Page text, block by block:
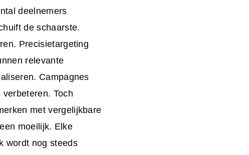
deelnemers
de schaarste.
Precisietargeting
relevante
Campagnes
Toch
met vergelijkbare
moeilijk. Elke
wordt nog steeds